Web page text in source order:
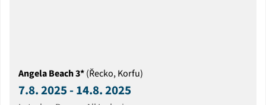
Angela Beach 3*(Řecko, Korfu)
7.8. 2025 - 14.8. 2025